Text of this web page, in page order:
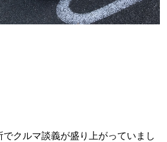
クルマ談義が盛り上がっていまし